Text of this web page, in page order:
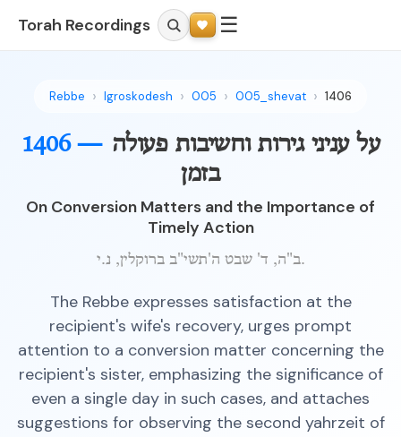
Torah Recordings ☰
Rebbe Igroskodesh 005 005_shevat 1406
1406 — על עניני גירות וחשיבות פעולה
בזמן
On Conversion Matters and the Importance of
Timely Action
ב"ה, ד' שבט ה'תשי"ב ברוקלין, נ.י.
The Rebbe expresses satisfaction at the
recipient's wife's recovery, urges prompt
attention to a conversion matter concerning the
recipient's sister, emphasizing the significance of
even a single day in such cases, and attaches
suggestions for observing the second yahrzeit of